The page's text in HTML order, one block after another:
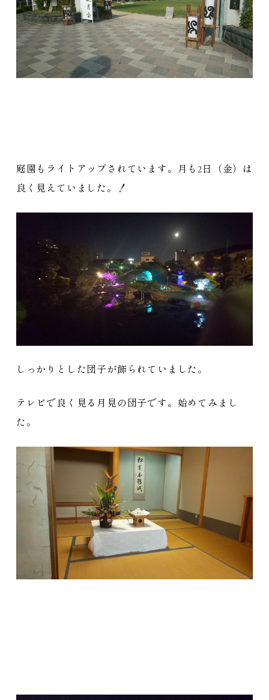
庭園もライトアップされています。月も2日（金）は
良く見えていました。！
しっかりとした団子が飾られていました。
テレビで良く見る月見の団子です。始めてみまし
た。